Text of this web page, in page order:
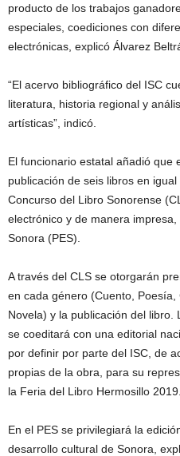
producto de los trabajos
especiales, coediciones con
electrónicas, explicó Álvarez
“El acervo bibliográfico del ISC
literatura, historia regional y
artísticas”, indicó.
El funcionario estatal añadió que
publicación de seis libros en
Concurso del Libro Sonorense
electrónico y de manera
Sonora (PES).
A través del CLS se otorgarán
en cada género (Cuento,
Novela) y la publicación del
se coeditará con una editorial
por definir por parte del ISC, de
propias de la obra, para su
la Feria del Libro Hermosillo 2019.
En el PES se privilegiará la
desarrollo cultural de Sonora,